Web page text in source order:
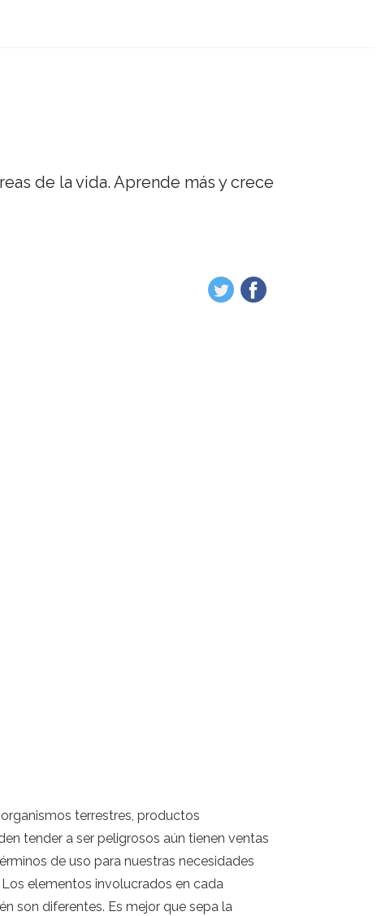
de la vida. Aprende más y crece
terrestres, productos
tender a ser peligrosos aún tienen ventas
de uso para nuestras necesidades
elementos involucrados en cada
son diferentes. Es mejor que sepa la